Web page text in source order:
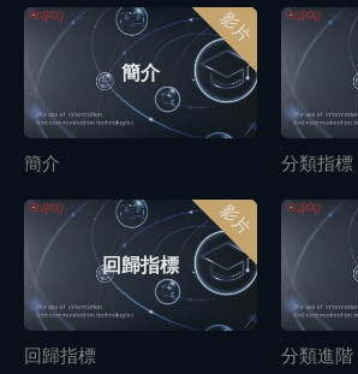
影片
簡介
簡介 分類指標
影片
回歸指標
回歸指標 分類進階